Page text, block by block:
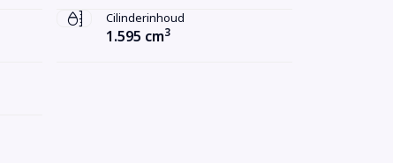
Cilinderinhoud
1.595 cm3